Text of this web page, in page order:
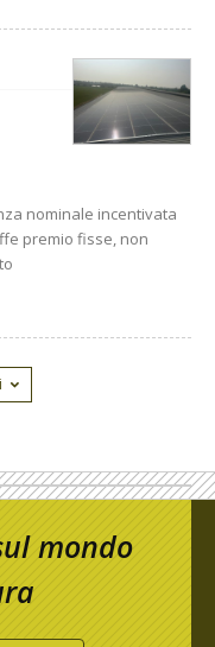
nominale incentivata
premio fisse, non
mondo